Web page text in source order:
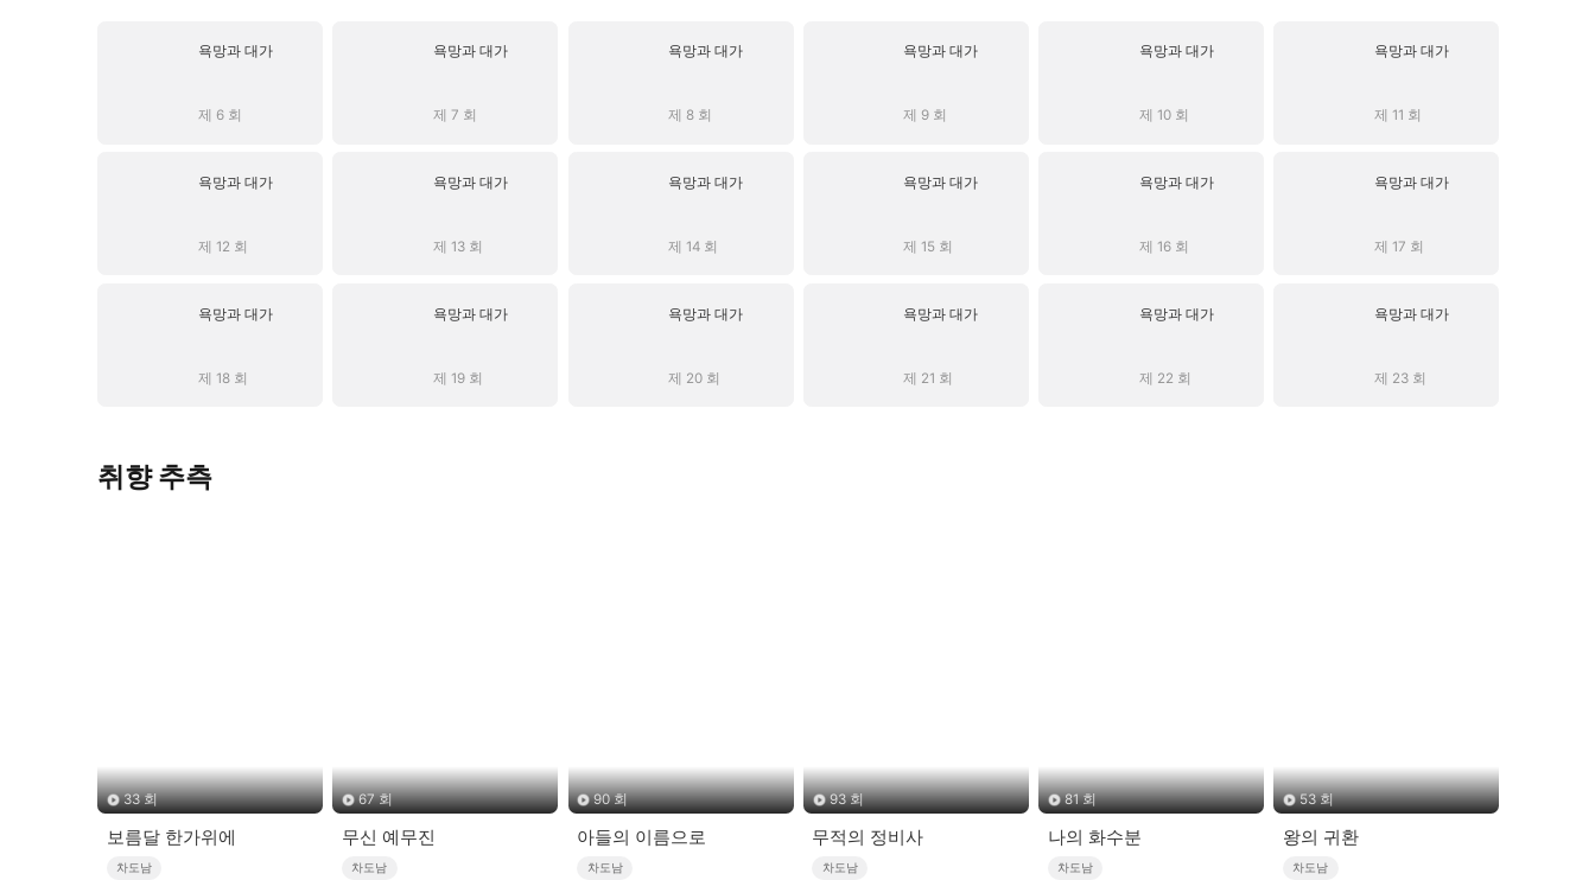
욕망과 대가
제 6 회
욕망과 대가
제 7 회
욕망과 대가
제 8 회
욕망과 대가
제 9 회
욕망과 대가
제 10 회
욕망과 대가
제 11 회
욕망과 대가
제 12 회
욕망과 대가
제 13 회
욕망과 대가
제 14 회
욕망과 대가
제 15 회
욕망과 대가
제 16 회
욕망과 대가
제 17 회
욕망과 대가
제 18 회
욕망과 대가
제 19 회
욕망과 대가
제 20 회
욕망과 대가
제 21 회
욕망과 대가
제 22 회
욕망과 대가
제 23 회
취향 추측
33 회
보름달 한가위에
차도남
67 회
무신 예무진
차도남
90 회
아들의 이름으로
차도남
93 회
무적의 정비사
차도남
81 회
나의 화수분
차도남
53 회
왕의 귀환
차도남